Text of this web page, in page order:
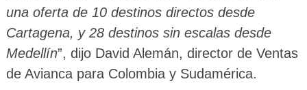
una oferta de 10 destinos directos desde
Cartagena, y 28 destinos sin escalas desde
Medellín”, dijo David Alemán, director de Ventas
de Avianca para Colombia y Sudamérica.